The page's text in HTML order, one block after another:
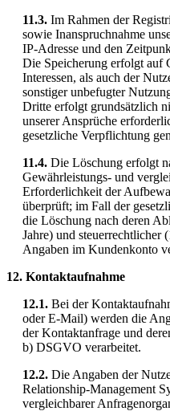
11.3. Im Rahmen der
sowie Inanspruchnahme
IP-Adresse und den
Die Speicherung erfolgt auf
Interessen, als auch der
sonstiger unbefugter
Dritte erfolgt grundsätzlich
unserer Ansprüche
gesetzliche Verpflichtung
11.4. Die Löschung erfolgt
Gewährleistungs- und
Erforderlichkeit der
überprüft; im Fall der
die Löschung nach deren
Jahre) und steuerrechtlicher
Angaben im Kundenkonto
12. Kontaktaufnahme
12.1. Bei der
oder E-Mail) werden die
der Kontaktanfrage und
b) DSGVO verarbeitet.
12.2. Die Angaben der
Relationship-Management
vergleichbarer